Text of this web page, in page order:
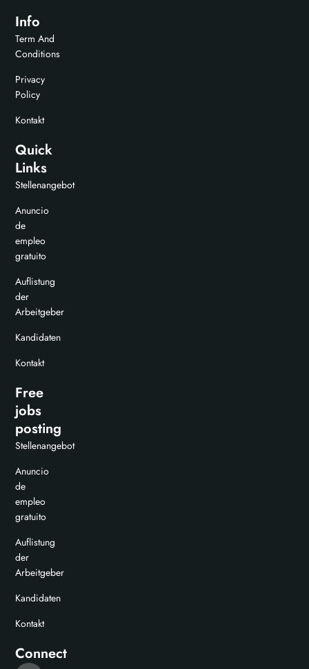
Info
Term And
Conditions
Privacy
Policy
Kontakt
Quick
Links
Stellenangebot
Anuncio
de
empleo
gratuito
Auflistung
der
Arbeitgeber
Kandidaten
Kontakt
Free
jobs
posting
Stellenangebot
Anuncio
de
empleo
gratuito
Auflistung
der
Arbeitgeber
Kandidaten
Kontakt
Connect